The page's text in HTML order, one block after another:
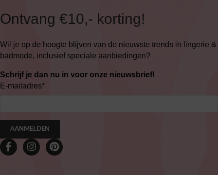
Ontvang €10,- korting!
Wil je op de hoogte blijven van de nieuwste trends in lingerie &
badmode, inclusief speciale aanbiedingen?
Schrijf je dan nu in voor onze nieuwsbrief!
E-mailadres*
AANMELDEN